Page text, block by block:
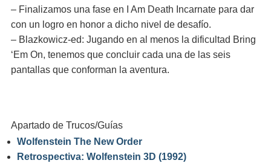
– Finalizamos una fase en I Am Death Incarnate para dar
con un logro en honor a dicho nivel de desafío.
– Blazkowicz-ed: Jugando en al menos la dificultad Bring
‘Em On, tenemos que concluir cada una de las seis
pantallas que conforman la aventura.
Apartado de Trucos/Guías
Wolfenstein The New Order
Retrospectiva: Wolfenstein 3D (1992)